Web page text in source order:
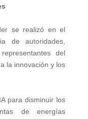
se realizó en el
de autoridades,
del
la innovación y los
para disminuir los
de energías